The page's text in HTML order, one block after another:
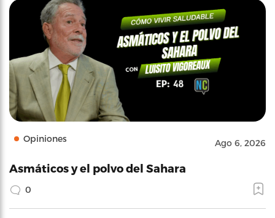
Opiniones Ago 6, 2026
Asmáticos y el polvo del Sahara
0